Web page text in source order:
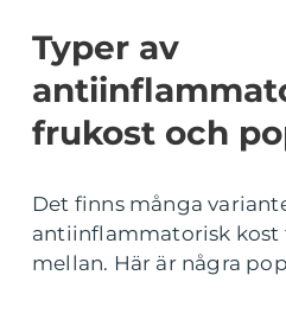
Typer av
frukost och
Det finns många
antiinflammatorisk kost
mellan. Här är några